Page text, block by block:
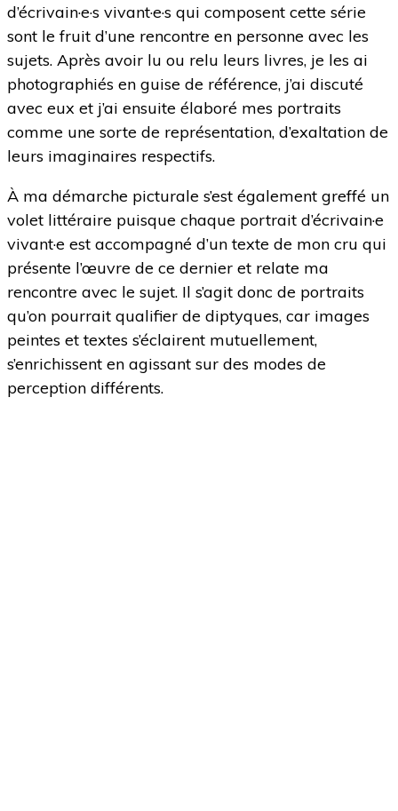
d’écrivain·e·s vivant·e·s qui composent cette série
sont le fruit d’une rencontre en personne avec les
sujets. Après avoir lu ou relu leurs livres, je les ai
photographiés en guise de référence, j’ai discuté
avec eux et j’ai ensuite élaboré mes portraits
comme une sorte de représentation, d’exaltation de
leurs imaginaires respectifs.
À ma démarche picturale s’est également greffé un
volet littéraire puisque chaque portrait d’écrivain·e
vivant·e est accompagné d’un texte de mon cru qui
présente l’œuvre de ce dernier et relate ma
rencontre avec le sujet. Il s’agit donc de portraits
qu’on pourrait qualifier de diptyques, car images
peintes et textes s’éclairent mutuellement,
s’enrichissent en agissant sur des modes de
perception différents.